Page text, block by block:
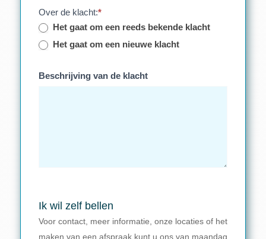
Over de klacht:*
Het gaat om een reeds bekende klacht
Het gaat om een nieuwe klacht
Beschrijving van de klacht
Ik wil zelf bellen
Voor contact, meer informatie, onze locaties of het
maken van een afspraak kunt u ons van maandag